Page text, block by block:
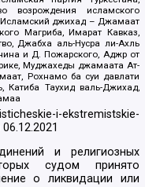
возрождения исламского
джихад – Джамаат
Магриба, Имарат Кавказ,
Джабха аль-Нусра ли-Ахль
и Д. Пожарского, Аджр от
Муджахеды джамаата Ат-
Рохнамо ба суи давлати
Катиба Таухид валь-Джихад,
i-ekstremistskie-
06.12.2021
и религиозных
судом принято
о ликвидации или